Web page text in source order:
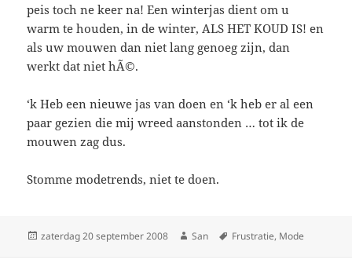
peis toch ne keer na! Een winterjas dient om u
warm te houden, in de winter, ALS HET KOUD IS! en
als uw mouwen dan niet lang genoeg zijn, dan
werkt dat niet hÃ©.
‘k Heb een nieuwe jas van doen en ‘k heb er al een
paar gezien die mij wreed aanstonden … tot ik de
mouwen zag dus.
Stomme modetrends, niet te doen.
Geplaatst
zaterdag 20 september 2008 Auteur
San Tags
Frustratie, Mode